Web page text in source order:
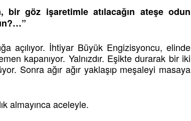
bir göz işaretimle atılacağın ateşe odun
açılıyor. İhtiyar Büyük Engizisyoncu, elinde
kapanıyor. Yalnızdır. Eşikte durarak bir iki
Sonra ağır ağır yaklaşıp meşaleyi masaya
almayınca aceleyle.